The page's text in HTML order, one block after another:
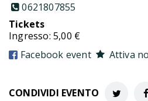
0621807855
Tickets
Ingresso: 5,00 €
Facebook event
Attiva
CONDIVIDI EVENTO